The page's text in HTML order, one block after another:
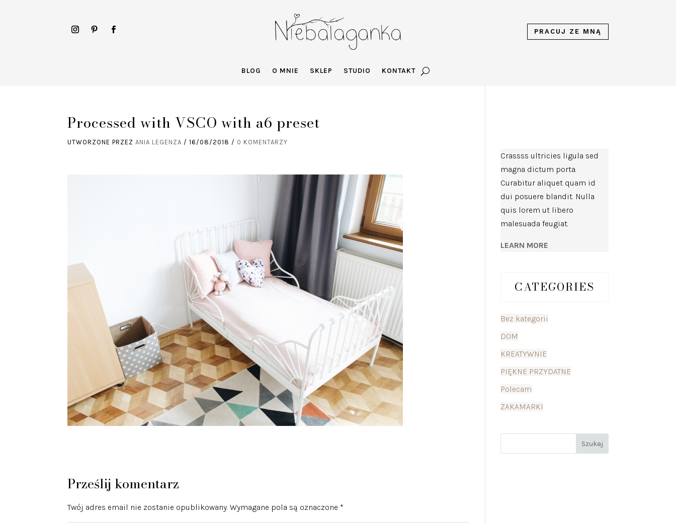
PRACUJ ZE MNĄ
BLOG O MNIE SKLEP STUDIO KONTAKT
Processed with VSCO with a6 preset
UTWORZONE PRZEZANIA LEGENZA /16/08/2018 / 0 KOMENTARZY
Prześlij komentarz
Twój adres email nie zostanie opublikowany. Wymagane pola są oznaczone *
Crassss ultricies ligula sed
magna dictum porta.
Curabitur aliquet quam id
dui posuere blandit. Nulla
quis lorem ut libero
malesuada feugiat.
LEARN MORE
CATEGORIES
Bez kategorii
DOM
KREATYWNIE
PIĘKNE PRZYDATNE
Polecam
ZAKAMARKI